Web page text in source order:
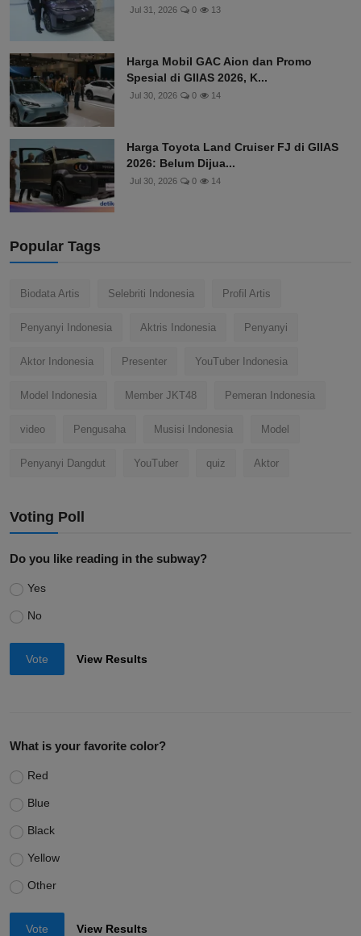
Jul 31, 2026 0 13
Harga Mobil GAC Aion dan Promo
Spesial di GIIAS 2026, K...
Jul 30, 2026 0 14
Harga Toyota Land Cruiser FJ di GIIAS
2026: Belum Dijua...
Jul 30, 2026 0 14
Popular Tags
Biodata Artis Selebriti Indonesia Profil Artis
Penyanyi Indonesia Aktris Indonesia Penyanyi
Aktor Indonesia Presenter YouTuber Indonesia
Model Indonesia Member JKT48 Pemeran Indonesia
video Pengusaha Musisi Indonesia Model
Penyanyi Dangdut YouTuber quiz Aktor
Voting Poll
Do you like reading in the subway?
Yes
No
Vote View Results
What is your favorite color?
Red
Blue
Black
Yellow
Other
Vote View Results